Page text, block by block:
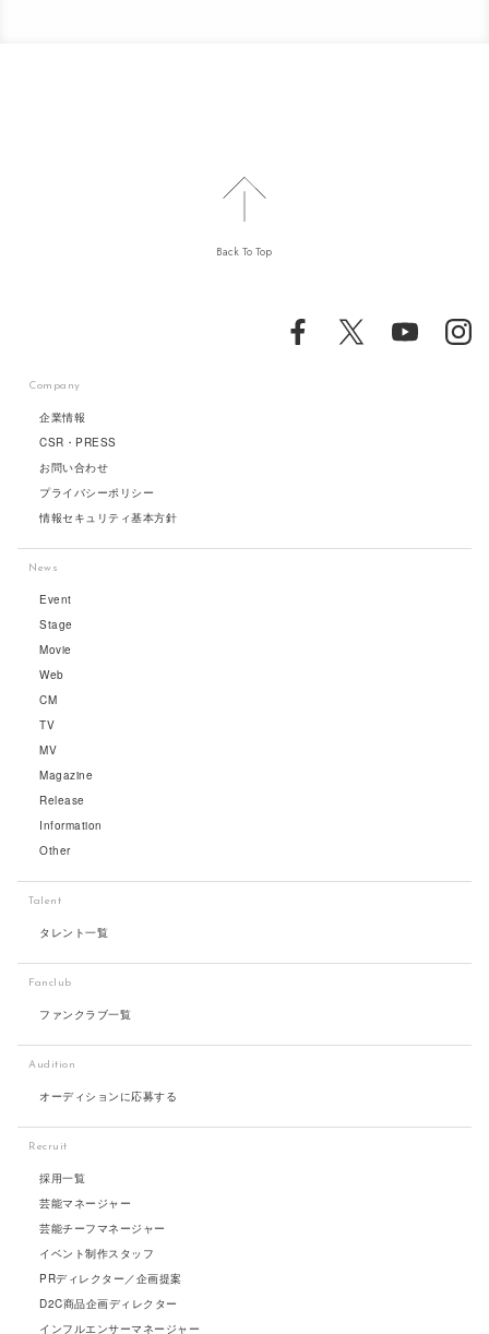
Back To Top
Company
企業情報
CSR・PRESS
お問い合わせ
プライバシーポリシー
情報セキュリティ基本方針
News
Event
Stage
Movie
Web
CM
TV
MV
Magazine
Release
Information
Other
Talent
タレント一覧
Fanclub
ファンクラブ一覧
Audition
オーディションに応募する
Recruit
採用一覧
芸能マネージャー
芸能チーフマネージャー
イベント制作スタッフ
PRディレクター／企画提案
D2C商品企画ディレクター
インフルエンサーマネージャー